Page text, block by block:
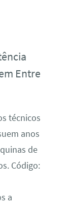
Entre
técnicos
anos
de
Código:
a